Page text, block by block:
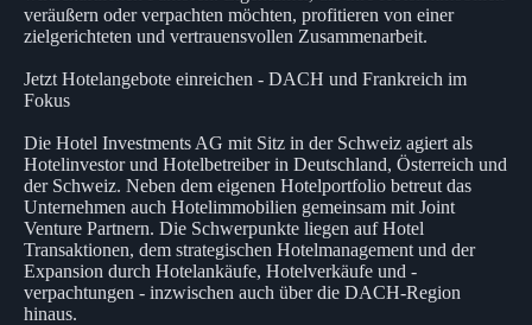
veräußern oder verpachten möchten, profitieren von einer
zielgerichteten und vertrauensvollen Zusammenarbeit.
Jetzt Hotelangebote einreichen - DACH und Frankreich im
Fokus
Die Hotel Investments AG mit Sitz in der Schweiz agiert als
Hotelinvestor und Hotelbetreiber in Deutschland, Österreich und
der Schweiz. Neben dem eigenen Hotelportfolio betreut das
Unternehmen auch Hotelimmobilien gemeinsam mit Joint
Venture Partnern. Die Schwerpunkte liegen auf Hotel
Transaktionen, dem strategischen Hotelmanagement und der
Expansion durch Hotelankäufe, Hotelverkäufe und -
verpachtungen - inzwischen auch über die DACH-Region
hinaus.